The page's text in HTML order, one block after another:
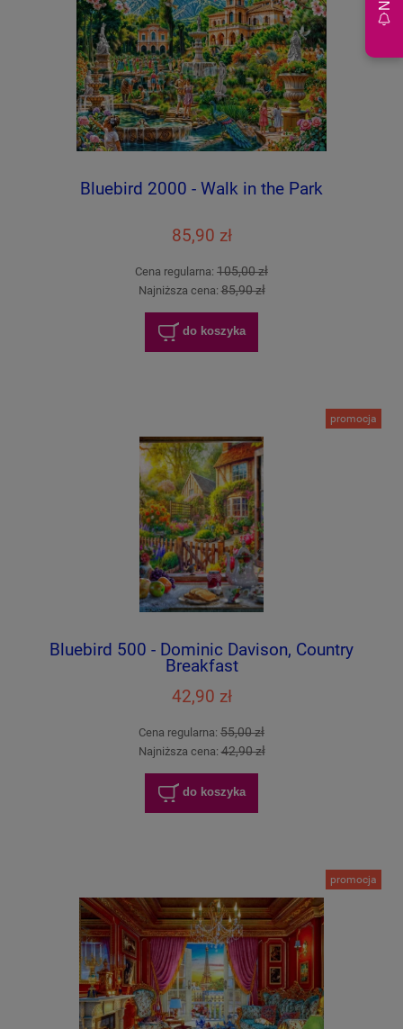
Bluebird 2000 - Walk in the Park
85,90 zł
Cena regularna: 105,00 zł
Najniższa cena:85,90 zł
do koszyka
Bluebird 500 - Dominic Davison, Country
Breakfast
42,90 zł
Cena regularna: 55,00 zł
Najniższa cena:42,90 zł
do koszyka
promocja
promocja